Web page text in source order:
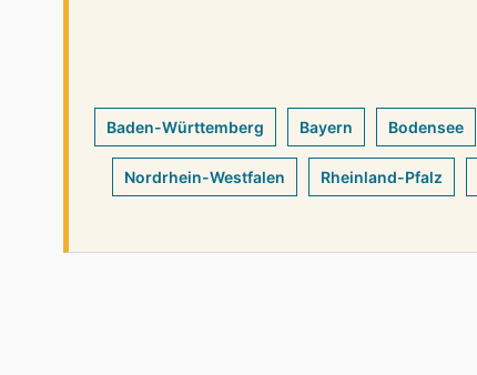
Baden-Württemberg Bayern Bodensee
Nordrhein-Westfalen Rheinland-Pfalz